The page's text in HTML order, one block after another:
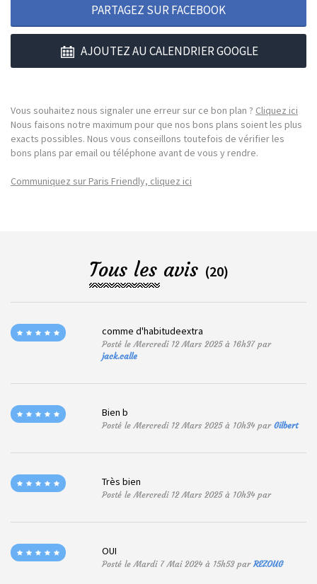
PARTAGEZ SUR FACEBOOK
AJOUTEZ AU CALENDRIER GOOGLE
Vous souhaitez nous signaler une erreur sur ce bon plan ? Cliquez ici
Nous faisons notre maximum pour que nos bons plans soient les plus
exacts possibles. Nous vous conseillons toutefois de vérifier les
bons plans par email ou téléphone avant de vous y rendre.
Communiquez sur Paris Friendly, cliquez ici
Tous les avis (20)
comme d'habitudeextra
Posté le Mercredi 12 Mars 2025 à 16h37 par
jack.calle
Bien b
Posté le Mercredi 12 Mars 2025 à 10h34 parGilbert
Très bien
Posté le Mercredi 12 Mars 2025 à 10h34 par
OUI
Posté le Mardi 7 Mai 2024 à 15h53 parREZOUG